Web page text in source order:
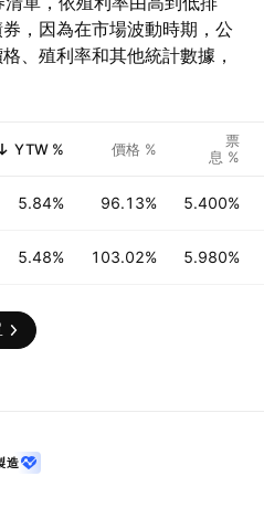
，因為在市場波動時期，公
、殖利率和其他統計數據，
YTW % 價格 %
票
息 %
5.84% 96.13% 5.400%
5.48% 103.02% 5.980%
造